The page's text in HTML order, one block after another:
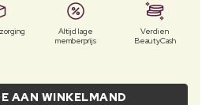
Altijd lage
memberprijs
Verdien
BeautyCash
AAN WINKELMAND